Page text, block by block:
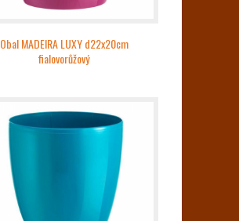
Obal MADEIRA LUXY d22x20cm
fialovorůžový